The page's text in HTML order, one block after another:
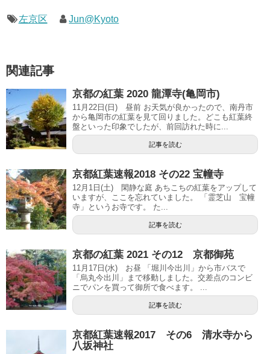
左京区 Jun@Kyoto
関連記事
京都の紅葉 2020 龍潭寺(亀岡市)
11月22日(日) 昼前 お天気が良かったので、南丹市
から亀岡市の紅葉を見て回りました。どこも紅葉終
盤といった印象でしたが、前回訪れた時に...
記事を読む
京都紅葉速報2018 その22 宝幢寺
12月1日(土) 閑静な庭 あちこちの紅葉をアップして
いますが、ここを忘れていました。 「霊芝山 宝幢
寺」というお寺です。 た...
記事を読む
京都の紅葉 2021 その12 京都御苑
11月17日(水) お昼 「堀川今出川」から市バスで
「烏丸今出川」まで移動しました。交差点のコンビ
ニでパンを買って御所で食べます。 ...
記事を読む
京都紅葉速報2017 その6 清水寺から
八坂神社